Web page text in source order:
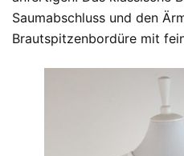
Saumabschluss und den
Brautspitzenbordüre mit